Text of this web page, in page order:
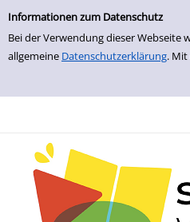
Informationen zum Datenschutz
Bei der Verwendung dieser Webseite
allgemeine Datenschutzerklärung.
zur Navigation springen
zum Inhalt springen
Zur Detailanzeige springen